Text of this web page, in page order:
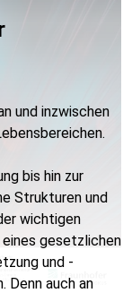
und inzwischen
bis hin zur
Strukturen und
wichtigen
gesetzlichen
und -
Denn auch an